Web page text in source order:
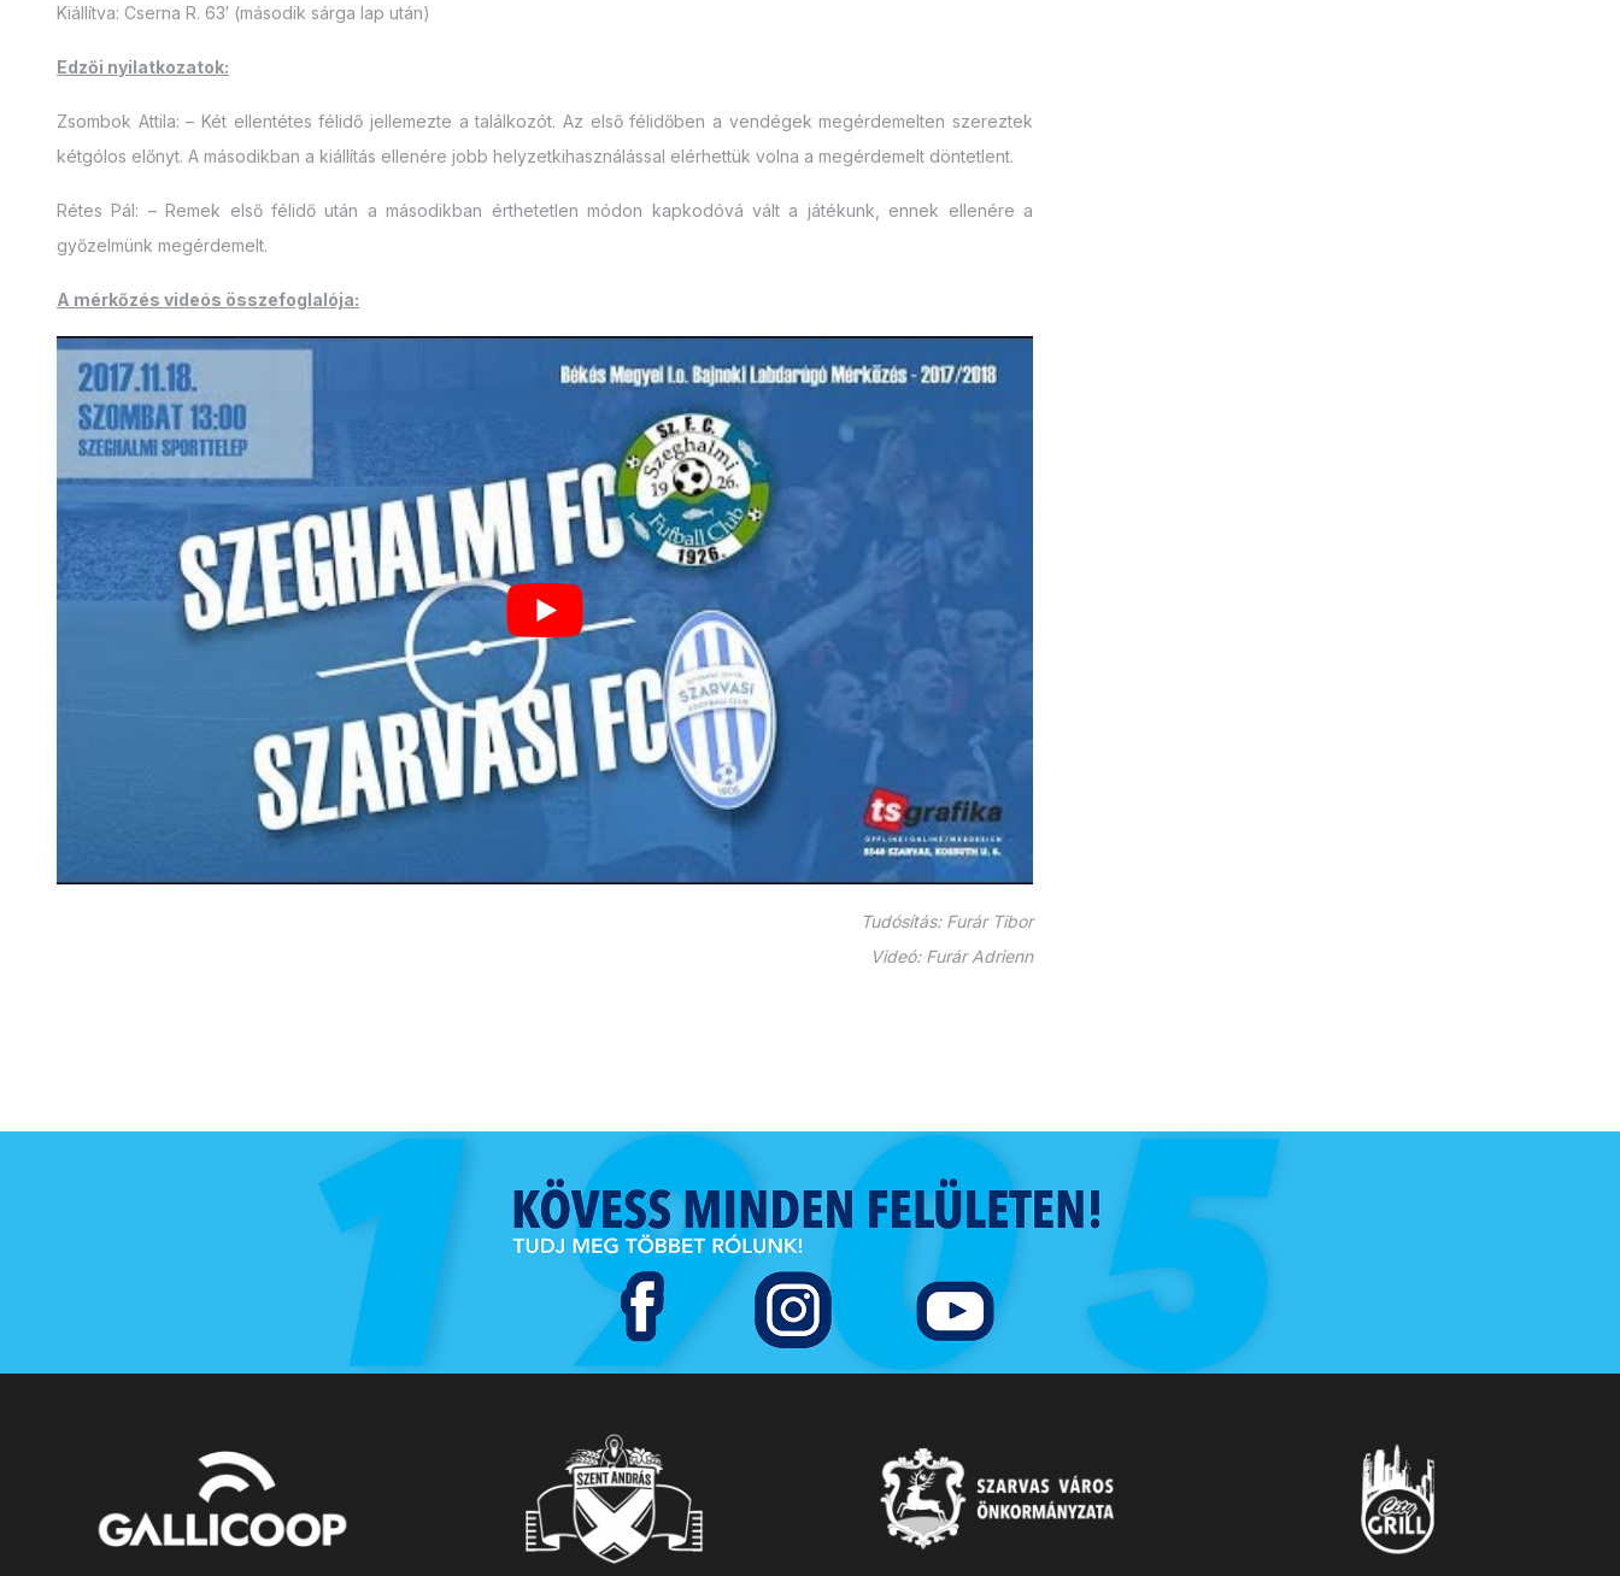
Kiállítva: Cserna R. 63′ (második sárga lap után)
Edzői nyilatkozatok:
Zsombok Attila: – Két ellentétes félidő jellemezte a találkozót. Az első félidőben a vendégek megérdemelten szereztek
kétgólos előnyt. A másodikban a kiállítás ellenére jobb helyzetkihasználással elérhettük volna a megérdemelt döntetlent.
Rétes Pál: – Remek első félidő után a másodikban érthetetlen módon kapkodóvá vált a játékunk, ennek ellenére a
győzelmünk megérdemelt.
A mérkőzés videós összefoglalója:
Tudósítás: Furár Tibor
Videó: Furár Adrienn